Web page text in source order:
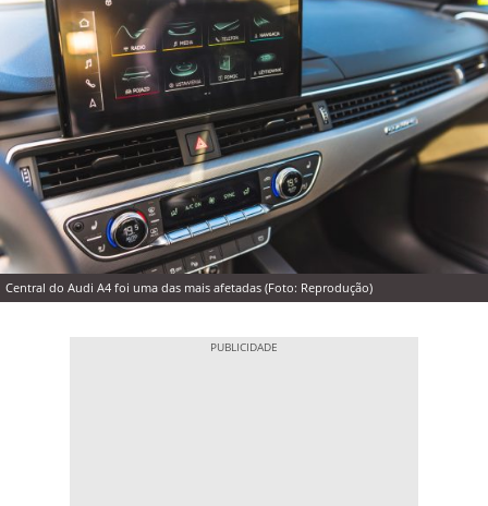
Central do Audi A4 foi uma das mais afetadas (Foto: Reprodução)